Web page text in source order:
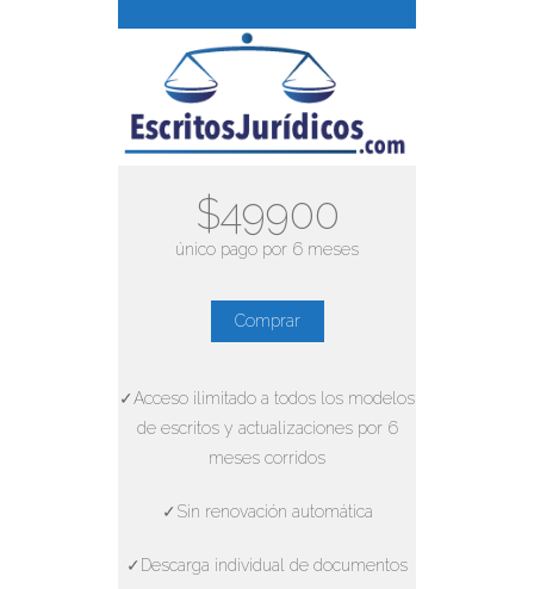
$49900
único pago por 6 meses
Comprar
✓Acceso ilimitado a todos los modelos
de escritos y actualizaciones por 6
meses corridos
✓Sin renovación automática
✓Descarga individual de documentos